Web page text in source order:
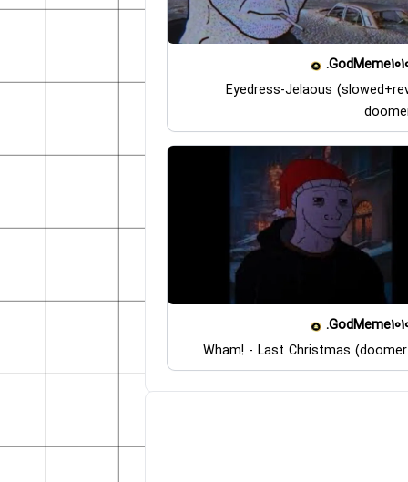
Eyedress-Jelaous
Wham! - Last Christmas